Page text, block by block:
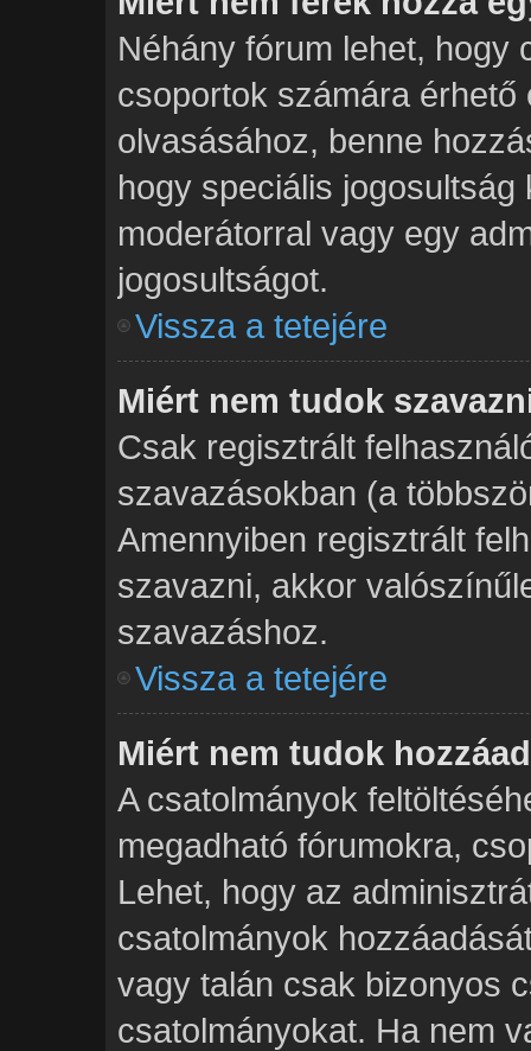
Néhány fórum lehet, hogy
csoportok számára érhető
olvasásához, benne
hogy speciális
moderátorral vagy egy
jogosultságot.
Vissza a tetejére
Miért nem tudok
Csak regisztrált
szavazásokban (a
Amennyiben regisztrált
szavazni, akkor
szavazáshoz.
Vissza a tetejére
Miért nem tudok
A csatolmányok
megadható fórumokra,
Lehet, hogy az
csatolmányok
vagy talán csak bizonyos
csatolmányokat. Ha nem